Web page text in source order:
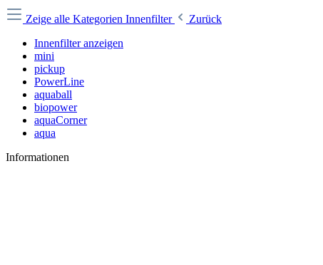
Zeige alle Kategorien Innenfilter
Zurück
Innenfilter anzeigen
mini
pickup
PowerLine
aquaball
biopower
aquaCorner
aqua
Informationen